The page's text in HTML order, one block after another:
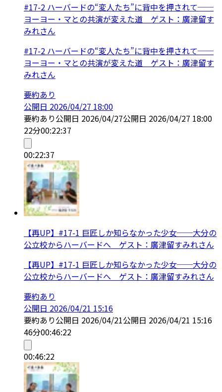
#17-2 ハーバードの“変人たち”に背中を押されて──
ヨーヨー・マとの共演が変えた道 ゲスト：廣津留す
みれさん
#17-2 ハーバードの“変人たち”に背中を押されて──
ヨーヨー・マとの共演が変えた道 ゲスト：廣津留す
みれさん
要約あり
公開日 2026/04/27 18:00
要約あり公開日 2026/04/27公開日 2026/04/27 18:00
22分00:22:37
00:22:37
【再UP】#17-1 巨匠しか知らなかった少女──大分の
公立校からハーバードへ ゲスト：廣津留すみれさん
【再UP】#17-1 巨匠しか知らなかった少女──大分の
公立校からハーバードへ ゲスト：廣津留すみれさん
要約あり
公開日 2026/04/21 15:16
要約あり公開日 2026/04/21公開日 2026/04/21 15:16
46分00:46:22
00:46:22